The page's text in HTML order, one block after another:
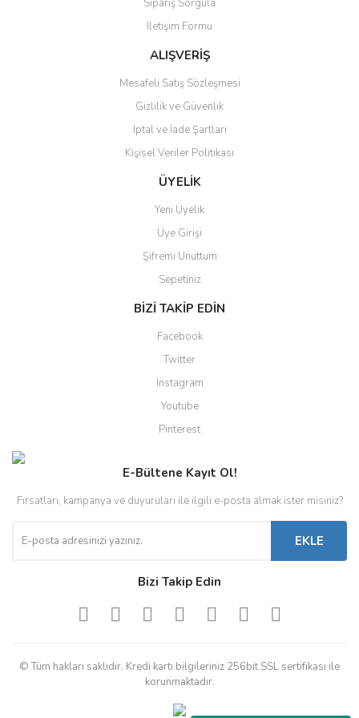
Ürün fiyatı diğer sitelerden daha pahalı.
Bu ürüne benzer farklı alternatifler olmalı.
Gönder
Sipariş Sorgula
İletişim Formu
ALIŞVERİŞ
Mesafeli Satış Sözleşmesi
Gizlilik ve Güvenlik
İptal ve İade Şartları
Kişisel Veriler Politikası
ÜYELİK
Yeni Üyelik
Üye Girişi
Şifremi Unuttum
Sepetiniz
BİZİ TAKİP EDİN
Facebook
Twitter
Instagram
Youtube
Pinterest
E-Bültene Kayıt Ol!
Fırsatları, kampanya ve duyuruları ile ilgili e-posta almak ister misiniz?
EKLE
Bizi Takip Edin
© Tüm hakları saklıdır. Kredi kartı bilgileriniz 256bit SSL sertifikası ile
korunmaktadır.